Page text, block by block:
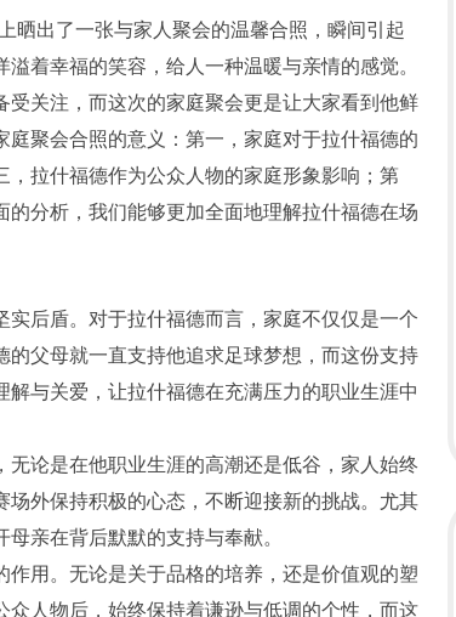
晒出了一张与家人聚会的温馨合照，瞬间引起
着幸福的笑容，给人一种温暖与亲情的感觉。
关注，而这次的家庭聚会更是让大家看到他鲜
聚会合照的意义：第一，家庭对于拉什福德的
拉什福德作为公众人物的家庭形象影响；第
分析，我们能够更加全面地理解拉什福德在场
后盾。对于拉什福德而言，家庭不仅仅是一个
父母就一直支持他追求足球梦想，而这份支持
与关爱，让拉什福德在充满压力的职业生涯中
论是在他职业生涯的高潮还是低谷，家人始终
外保持积极的心态，不断迎接新的挑战。尤其
亲在背后默默的支持与奉献。
用。无论是关于品格的培养，还是价值观的塑
人物后，始终保持着谦逊与低调的个性，而这